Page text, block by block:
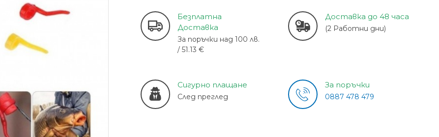
Безплатна
Доставка
За поръчки над 100 лв.
/ 51.13 €
Доставка до 48 часа
(2 Работни дни)
Сигурно плащане
След преглед
За поръчки
0887 478 479